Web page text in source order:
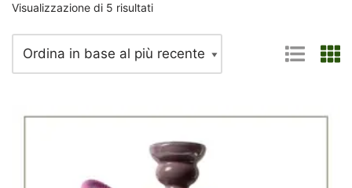
Visualizzazione di 5 risultati